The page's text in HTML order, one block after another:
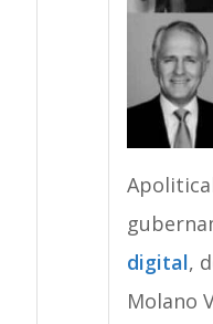
digital,
Molano